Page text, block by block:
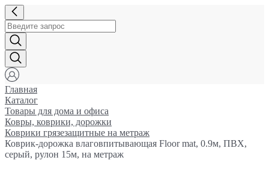
Главная
Каталог
Товары для дома и офиса
Ковры, коврики, дорожки
Коврики грязезащитные на метраж
Коврик-дорожка влаговпитывающая Floor mat, 0.9м, ПВХ,
серый, рулон 15м, на метраж